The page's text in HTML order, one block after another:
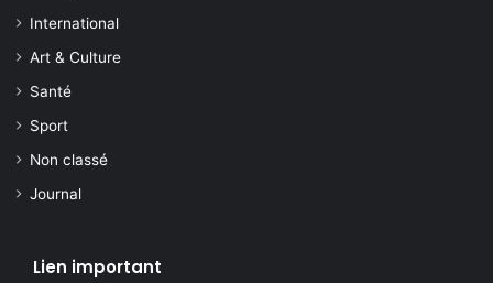
International
Art & Culture
Santé
Sport
Non classé
Journal
Lien important